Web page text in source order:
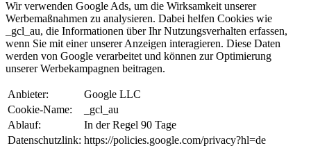
Wir verwenden Google Ads, um die Wirksamkeit unserer
Werbemaßnahmen zu analysieren. Dabei helfen Cookies wie
_gcl_au, die Informationen über Ihr Nutzungsverhalten erfassen,
wenn Sie mit einer unserer Anzeigen interagieren. Diese Daten
werden von Google verarbeitet und können zur Optimierung
unserer Werbekampagnen beitragen.
Anbieter:
Google LLC
Cookie-Name:
_gcl_au
Ablauf:
In der Regel 90 Tage
Datenschutzlink: https://policies.google.com/privacy?hl=de